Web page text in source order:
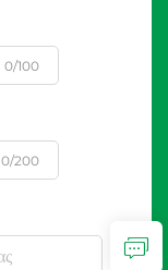
0/100
0/200